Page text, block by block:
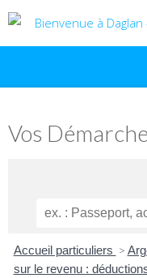
Vos
Accueil particuliers >
sur le revenu :